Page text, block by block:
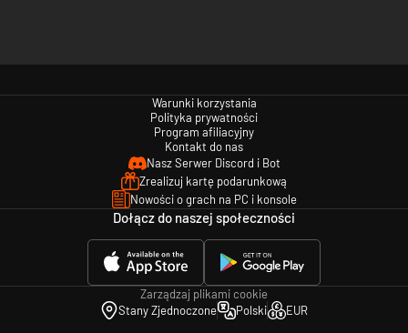
Warunki korzystania
Polityka prywatności
Program afiliacyjny
Kontakt do nas
Nasz Serwer Discord i Bot
Zrealizuj kartę podarunkową
Nowości o grach na PC i konsole
Dołącz do naszej społeczności
Zarządzaj plikami cookie
Stany Zjednoczone
Polski EUR